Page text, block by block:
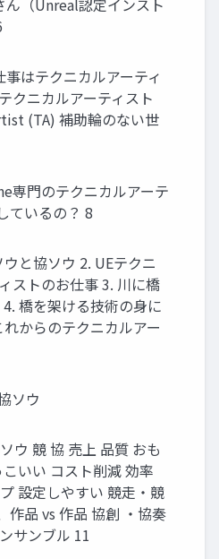
ん（Unreal認定インスト
はテクニカルアーティ
クニカルアーティスト
(TA) 補助輪のない世
専門のテクニカルアーテ
ているの？ 8
と協ソウ 2. UEテクニ
ストのお仕事 3. 川に橋
橋を架ける技術の身に
からのテクニカルアー
ソウ
ウ 競 協 売上 品質 おも
こいい コスト削減 効率
設定しやすい 競走・競
作品 vs 作品 協創 ・協奏
サンブル 11